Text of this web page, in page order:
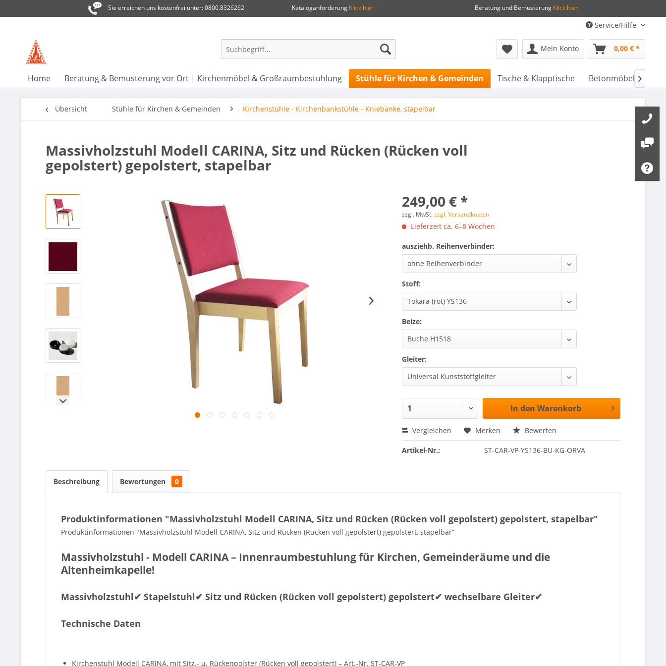
Sie erreichen uns kostenfrei unter: 0800.8326262 Kataloganforderung Klick hier Beratung und BemusterungKlick hier
Service/Hilfe
Mein Konto 0,00 € *
Home Beratung & Bemusterung vor Ort | Kirchenmöbel & Großraumbestuhlung Stühle für Kirchen & Gemeinden Tische & Klapptische Betonmöbel &

Übersicht Stühle für Kirchen & Gemeinden Kirchenstühle - Kirchenbankstühle - Kniebänke, stapelbar
Massivholzstuhl Modell CARINA, Sitz und Rücken (Rücken voll
gepolstert) gepolstert, stapelbar
249,00 € *
zzgl. MwSt.zzgl. Versandkosten
Lieferzeit ca. 6–8 Wochen
ausziehb. Reihenverbinder:
Stoff:
Beize:
Gleiter:
In den Warenkorb
Vergleichen Merken Bewerten
Artikel-Nr.: ST-CAR-VP-YS136-BU-KG-ORVA
Beschreibung Bewertungen 0
Produktinformationen "Massivholzstuhl Modell CARINA, Sitz und Rücken (Rücken voll gepolstert) gepolstert, stapelbar"
Produktinformationen "Massivholzstuhl Modell CARINA, Sitz und Rücken (Rücken voll gepolstert) gepolstert, stapelbar“
Massivholzstuhl - Modell CARINA – Innenraumbestuhlung für Kirchen, Gemeinderäume und die
Altenheimkapelle!
Massivholzstuhl✔ Stapelstuhl✔ Sitz und Rücken (Rücken voll gepolstert) gepolstert✔ wechselbare Gleiter✔
Technische Daten
Kirchenstuhl Modell CARINA, mit Sitz.- u. Rückenpolster (Rücken voll gepolstert) – Art.-Nr. ST-CAR-VP